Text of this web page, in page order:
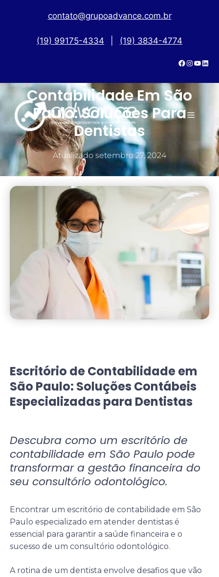
contato@grupoadvance.com.br
(19) 99175-4334 (19) 3834-4774
Escritório De
Contabilidade Em São
Paulo: Soluções Para
Dentistas
Atualizado setembro 27, 2024
Escritório de Contabilidade em
São Paulo: Soluções Contábeis
Especializadas para Dentistas
Descubra como um escritório de
contabilidade em São Paulo pode
transformar a gestão financeira do
seu consultório odontológico.
Encontrar um escritório de contabilidade em São
Paulo especializado em atender dentistas é
essencial para garantir a saúde financeira e o
sucesso de um consultório odontológico.
A rotina de um dentista envolve desafios que vão